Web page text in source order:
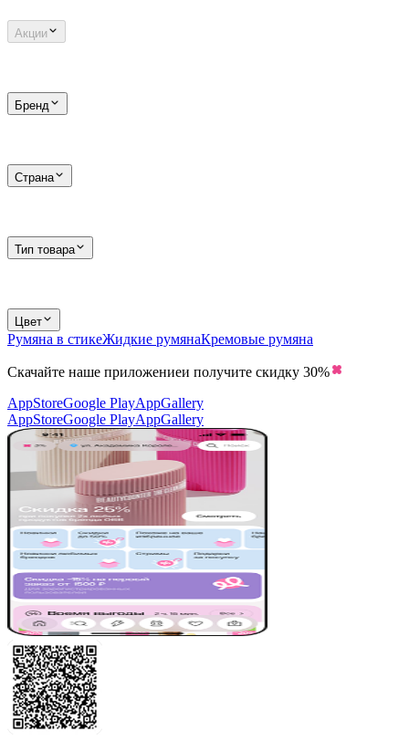
Акции
Бренд
Страна
Тип товара
Цвет
Румяна в стикеЖидкие румянаКремовые румяна
Скачайте наше приложениеи получите скидку 30%
AppStoreGoogle PlayAppGallery
AppStoreGoogle PlayAppGallery